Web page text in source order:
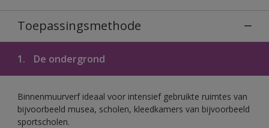
Toepassingsmethode
1. De ondergrond
Binnenmuurverf ideaal voor intensief gebruikte ruimtes van
bijvoorbeeld musea, scholen, kleedkamers van bijvoorbeeld
sportscholen.